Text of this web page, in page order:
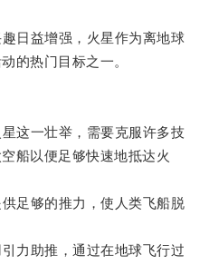
益增强，火星作为离地球
的热门目标之一。
一壮举，需要克服许多技
船以便足够快速地抵达火
够的推力，使人类飞船脱
助推，通过在地球飞行过